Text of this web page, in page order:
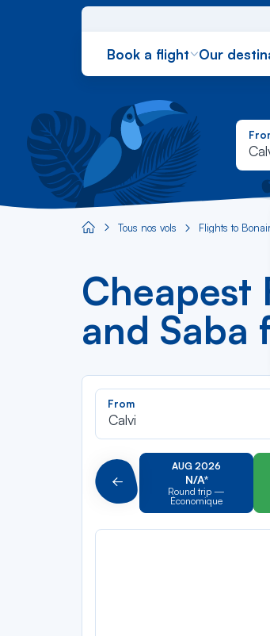
Book a flight Our
Aircaraibes.com
Tous nos vols Flights to
Cheapest
and Saba
From
Calvi
Précédent
AUG 2026
N/A*
Round trip —
Économique